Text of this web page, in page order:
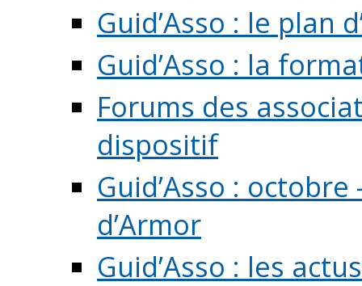
Guid’Asso : le plan
Guid’Asso : la
Forums des
dispositif
Guid’Asso :
d’Armor
Guid’Asso : les